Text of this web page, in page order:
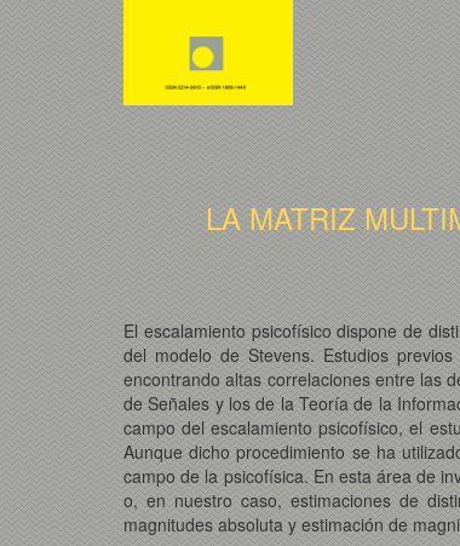
LA MATRIZ
El escalamiento psicofísico dispone de
del modelo de Stevens. Estudios
encontrando altas correlaciones entre las
de Señales y los de la Teoría de la
campo del escalamiento psicofísico, el
Aunque dicho procedimiento se ha
campo de la psicofísica. En esta área de
o, en nuestro caso, estimaciones de
magnitudes absoluta y estimación de